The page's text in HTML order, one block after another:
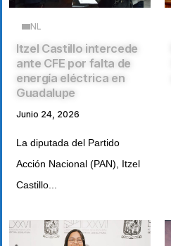
NL
Itzel Castillo intercede
ante CFE por falta de
energía eléctrica en
Guadalupe
Junio 24, 2026
La diputada del Partido
Acción Nacional (PAN), Itzel
Castillo...